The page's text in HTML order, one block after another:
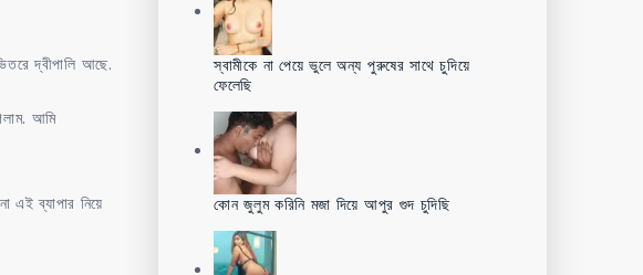
দ্বীপালি আছে.
আমি
এই ব্যাপার নিয়ে
স্বামীকে না পেয়ে ভুলে অন্য পুরুষের সাথে চুদিয়ে
ফেলেছি
কোন জুলুম করিনি মজা দিয়ে আপুর গুদ চুদিছি